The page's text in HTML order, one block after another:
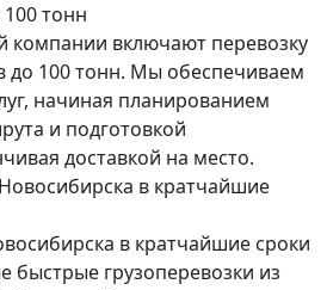
тонн
компании включают перевозку
до 100 тонн. Мы обеспечиваем
начиная планированием
и подготовкой
доставкой на место.
в кратчайшие сроки
быстрые грузоперевозки из